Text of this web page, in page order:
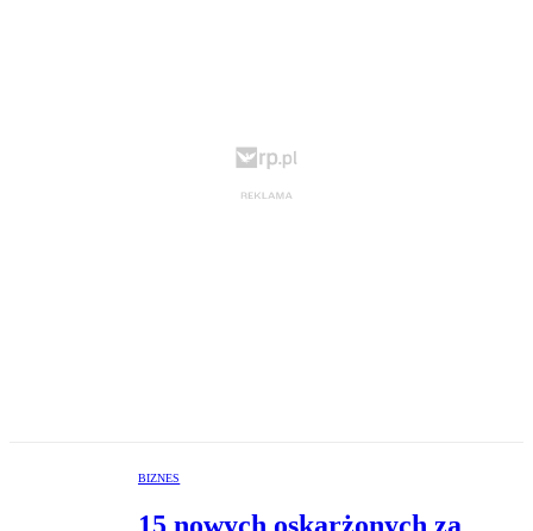
BIZNES
15 nowych oskarżonych za